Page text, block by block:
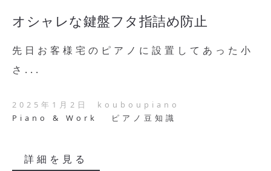
オシャレな鍵盤フタ指詰め防止
先日お客様宅のピアノに設置してあった小
さ...
2025年1月2日
kouboupiano
Piano & Work
ピアノ豆知識
詳細を見る